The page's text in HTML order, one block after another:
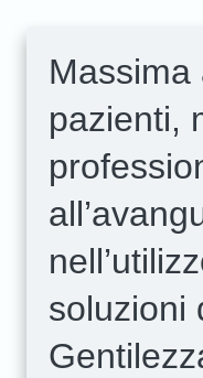
Massima
pazienti,
soluzioni